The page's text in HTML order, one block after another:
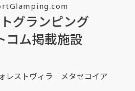
グランピング
コム掲載施設
ォレストヴィラ メタセコイア